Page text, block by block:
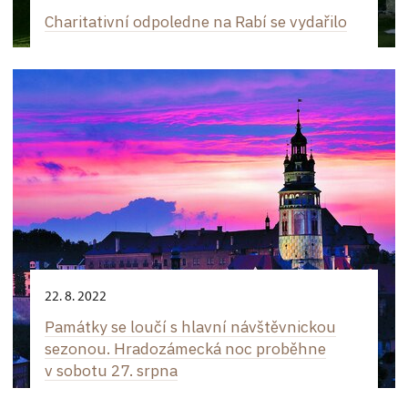
Charitativní odpoledne na Rabí se vydařilo
22. 8. 2022
Památky se loučí s hlavní návštěvnickou
sezonou. Hradozámecká noc proběhne
v sobotu 27. srpna